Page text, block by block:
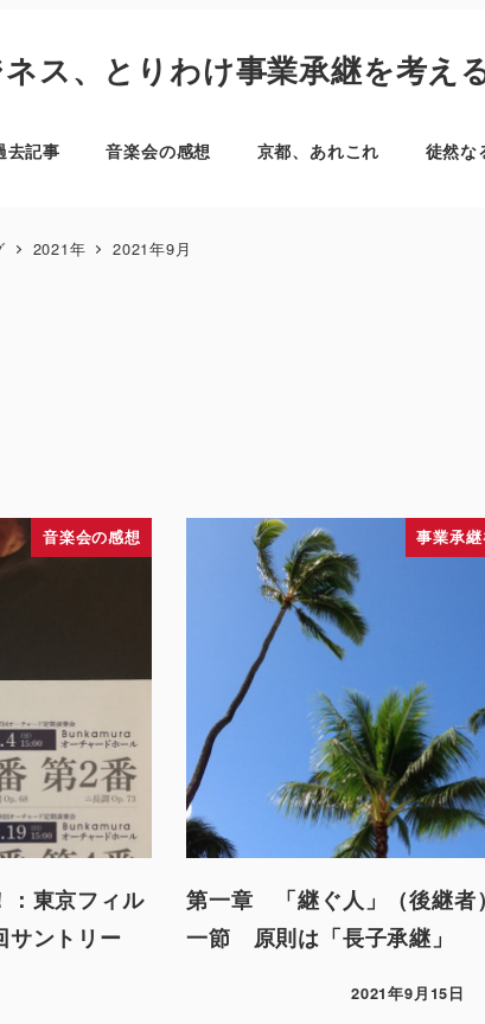
ス、とりわけ事業承継を考え
去記事 音楽会の感想 京都、あれこれ 徒然な
2021年 2021年9月
音楽会の感想
：東京フィル
サントリー
事業承
第一章 「継ぐ人」（後継者
一節 原則は「長子承継」
2021年9月15日